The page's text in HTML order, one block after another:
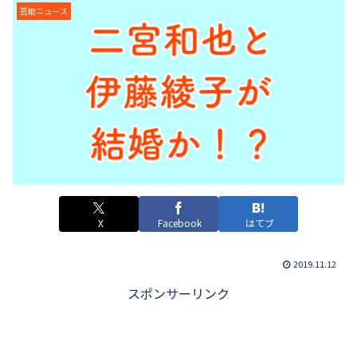
芸能ニュース
X Facebook はてブ
2019.11.12
スポンサーリンク